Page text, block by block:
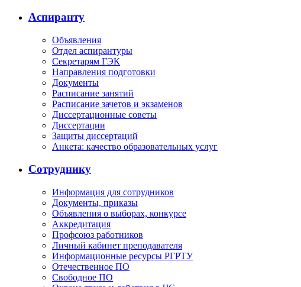
Аспиранту
Объявления
Отдел аспирантуры
Секретарям ГЭК
Направления подготовки
Документы
Расписание занятий
Расписание зачетов и экзаменов
Диссертационные советы
Диссертации
Защиты диссертаций
Анкета: качество образовательных услуг
Сотруднику
Информация для сотрудников
Документы, приказы
Объявления о выборах, конкурсе
Аккредитация
Профсоюз работников
Личный кабинет преподавателя
Информационные ресурсы РГРТУ
Отечественное ПО
Свободное ПО